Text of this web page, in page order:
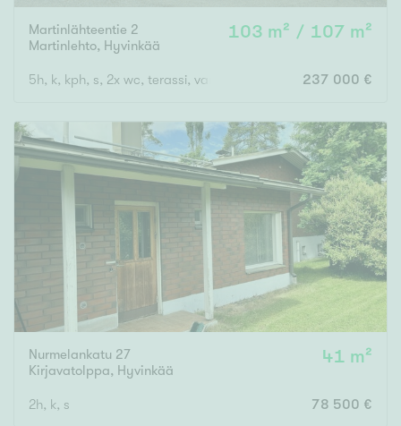
Martinlähteentie 2
Martinlehto, Hyvinkää
103 m² / 107 m²
5h, k, kph, s, 2x wc, terassi, var, ak 237 000 €
Nurmelankatu 27
Kirjavatolppa, Hyvinkää
41 m²
2h, k, s 78 500 €